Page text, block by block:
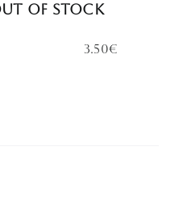
of stock
3.50€